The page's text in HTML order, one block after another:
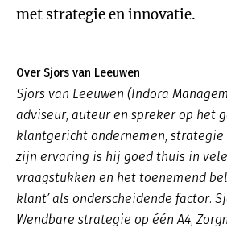
met strategie en innovatie.
Over Sjors van Leeuwen
Sjors van Leeuwen (Indora
adviseur, auteur en spreker op het
klantgericht ondernemen,
zijn ervaring is hij goed thuis in
vraagstukken en het toenemend
klant’ als onderscheidende factor.
Wendbare strategie op één A4,